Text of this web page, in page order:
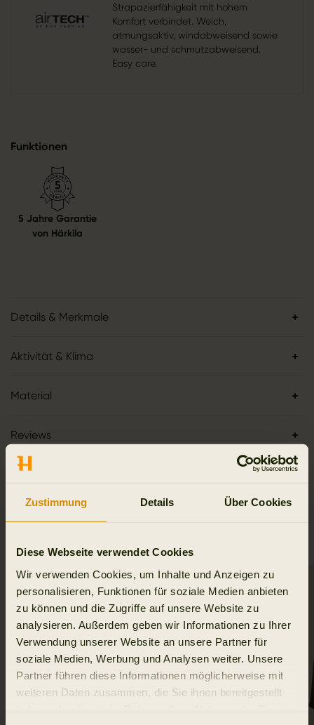
Zustimmung Details Über Cookies
Diese Webseite verwendet Cookies
Wir verwenden Cookies, um Inhalte und Anzeigen zu
personalisieren, Funktionen für soziale Medien anbieten
zu können und die Zugriffe auf unsere Website zu
analysieren. Außerdem geben wir Informationen zu Ihrer
Verwendung unserer Website an unsere Partner für
soziale Medien, Werbung und Analysen weiter. Unsere
Partner führen diese Informationen möglicherweise mit
weiteren Daten zusammen, die Sie ihnen bereitgestellt
Strapazierfähigkeit mit hohem
Komfort verbindet. Weich,
atmungsaktiv, windabweisend sowie
wasser- und schmutzabweisend.
Easy care.
Funktionen
5 Jahre Garantie
von Härkila
Details & Merkmale
Aktivität & Klima
Material
Reviews
VERWANDTE PRODUKTE